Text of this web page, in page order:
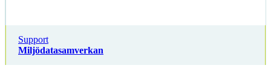
Support
Miljödatasamverkan